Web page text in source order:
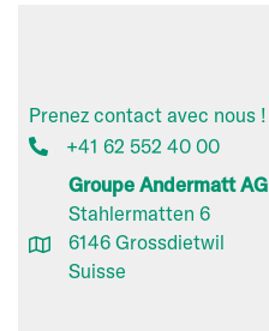
Prenez contact avec nous !
+41 62 552 40 00
Groupe Andermatt AG
Stahlermatten 6
6146 Grossdietwil
Suisse